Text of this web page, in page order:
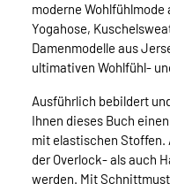
moderne
Yogahose,
Damenmodelle aus
ultimativen Wohlfühl-
Ausführlich bebildert
Ihnen dieses Buch
mit elastischen Stoffen.
der Overlock- als auch
werden. Mit